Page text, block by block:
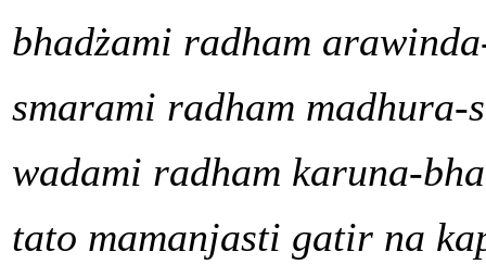
bhadżami radham
smarami radham madhura-
wadami radham karuna-
tato mamanjasti gatir na